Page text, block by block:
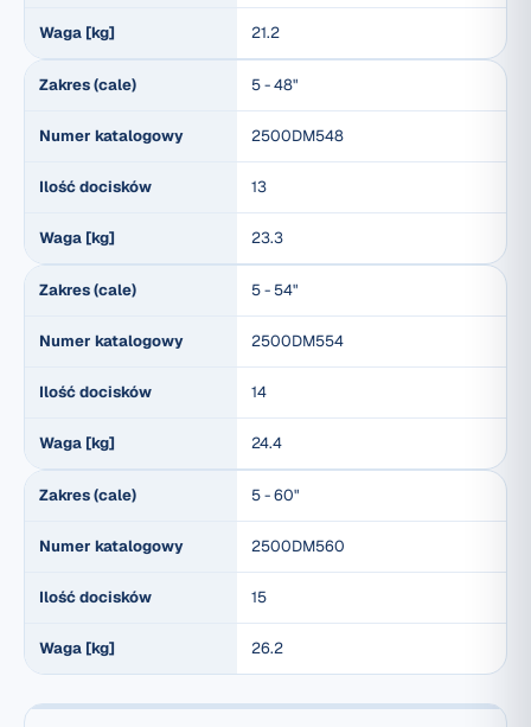
Waga [kg] 21.2
Zakres (cale) 5 - 48"
Numer katalogowy 2500DM548
Ilość docisków 13
Waga [kg] 23.3
Zakres (cale) 5 - 54"
Numer katalogowy 2500DM554
Ilość docisków 14
Waga [kg] 24.4
Zakres (cale) 5 - 60"
Numer katalogowy 2500DM560
Ilość docisków 15
Waga [kg] 26.2